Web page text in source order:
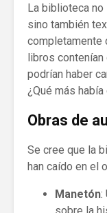
La biblioteca
sino también
completamente
libros
podrían haber
¿Qué más
Obras de
Se cree que la
han caído en el
Manetón: